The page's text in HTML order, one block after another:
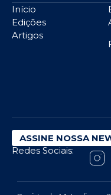
Início
Edições
Artigos
ASSINE NOSSA
Redes Sociais: